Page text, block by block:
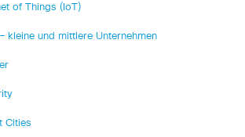
of Things (IoT)
kleine und mittlere Unternehmen
Cities